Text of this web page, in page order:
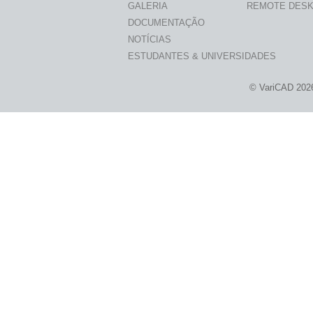
GALERIA
DOCUMENTAÇÃO
NOTÍCIAS
ESTUDANTES & UNIVERSIDADES
REMOTE
© VariCAD